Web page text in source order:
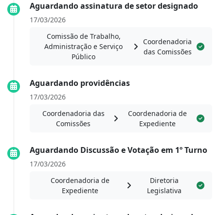
Aguardando assinatura de setor designado
17/03/2026
Comissão de Trabalho,
Administração e Serviço
Público
Coordenadoria
das Comissões
Aguardando providências
17/03/2026
Coordenadoria das
Comissões
Coordenadoria de
Expediente
Aguardando Discussão e Votação em 1º Turno
17/03/2026
Coordenadoria de
Expediente
Diretoria
Legislativa